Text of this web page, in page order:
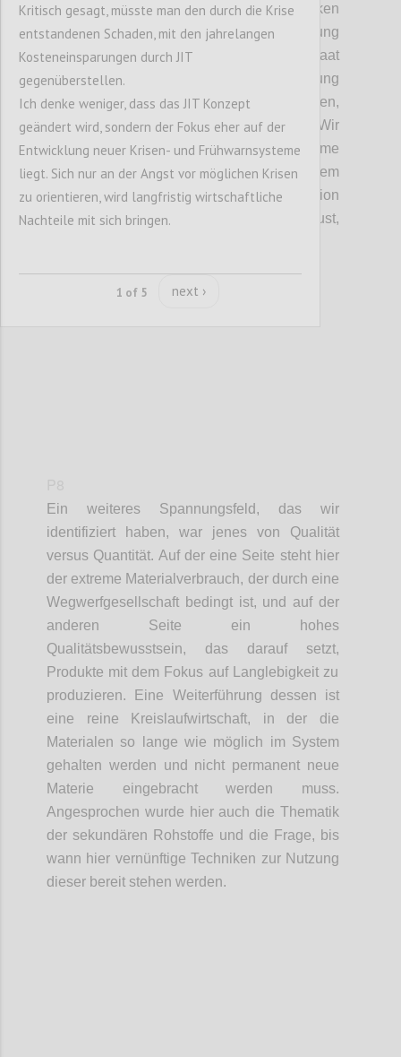
Wohlstandsverlust durch lokales Denken
nochmalshervorheben . Eine Abschottung
hätte geradefüreinen
xportorientieren Staat
wie Österreich eine verheerende Auswirkung
und würde zu einen Wohlstandverlust führen,
dem das Volk nicht zustimmen würde.
Wir
haben daher festgehalten, dass vollkomme
Resilientsnur in einem autarken System
funktionieren würde und das in Kombination
mit demdaraus folgenden
Wohlstandsverlust,
Ein weiteres Spannungsfeld ,
das wir
identifiziert haben, war jenes von Qualität
versus Quantität. Auf der eine Seite steht hier
der extreme Materialverbrauch, der durch eine
Wegwerfgesellschaft bedingt ist, und auf der
anderen Seite ein hohes
Qualitätsbewusstsein, das darauf setzt,
Produkte mit dem Fokus auf Langlebigkeit zu
produzieren.
Eine Weiterführung dessen ist
eine reine
Kreislaufwirtschaft, in der die
Materialen so lange wie möglich im System
gehalten werden und nicht permanent neue
Materie eingebracht werden muss.
Angesprochen wurde hier auch die Thematik
der sekundären Rohstoffe und die Frage, bis
wann hier vernünftige Techniken zur Nutzung
dieser bereit stehen werden.
Kritisch gesagt, müsste man den durch die Krise
entstandenen Schaden, mit den jahrelangen
Kosteneinsparungen durch JIT
gegenüberstellen.
Ich denke weniger, dass das JIT Konzept
geändert wird, sondern der Fokus eher auf der
Entwicklung neuer Krisen- und Frühwarnsysteme
liegt. Sich nur an der Angst vor möglichen Krisen
zu orientieren, wird langfristig wirtschaftliche
Nachteile mit sich bringen.
1 of 5 next ›